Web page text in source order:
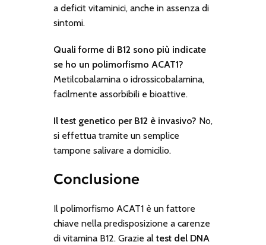
a deficit vitaminici, anche in assenza di
sintomi.
Quali forme di B12 sono più indicate
se ho un polimorfismo ACAT1?
Metilcobalamina o idrossicobalamina,
facilmente assorbibili e bioattive.
Il test genetico per B12 è invasivo? No,
si effettua tramite un semplice
tampone salivare a domicilio.
Conclusione
Il polimorfismo ACAT1 è un fattore
chiave nella predisposizione a carenze
di vitamina B12. Grazie altest del DNA